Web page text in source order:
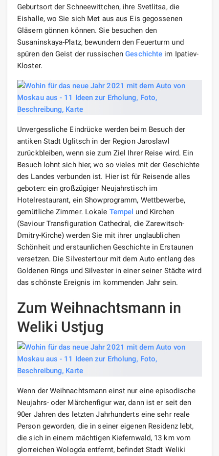
Geburtsort der Schneewittchen, ihre Svetlitsa, die
Eishalle, wo Sie sich Met aus aus Eis gegossenen
Gläsern gönnen können. Sie besuchen den
Susaninskaya-Platz, bewundern den Feuerturm und
spüren den Geist der russischenGeschichte im Ipatiev-
Kloster.
Unvergessliche Eindrücke werden beim Besuch der
antiken Stadt Uglitsch in der Region Jaroslawl
zurückbleiben, wenn sie zum Ziel Ihrer Reise wird. Ein
Besuch lohnt sich hier, wo so vieles mit der Geschichte
des Landes verbunden ist. Hier ist für Reisende alles
geboten: ein großzügiger Neujahrstisch im
Hotelrestaurant, ein Showprogramm, Wettbewerbe,
gemütliche Zimmer. Lokale Tempel und Kirchen
(Saviour Transfiguration Cathedral, die Zarewitsch-
Dmitry-Kirche) werden Sie mit ihrer unglaublichen
Schönheit und erstaunlichen Geschichte in Erstaunen
versetzen. Die Silvestertour mit dem Auto entlang des
Goldenen Rings und Silvester in einer seiner Städte wird
das schönste Ereignis im kommenden Jahr sein.
Zum Weihnachtsmann in
Weliki Ustjug
Wenn der Weihnachtsmann einst nur eine episodische
Neujahrs- oder Märchenfigur war, dann ist er seit den
90er Jahren des letzten Jahrhunderts eine sehr reale
Person geworden, die in seiner eigenen Residenz lebt,
die sich in einem mächtigen Kiefernwald, 13 km vom
glorreichen Wologda entfernt, befindet Stadt Weliki